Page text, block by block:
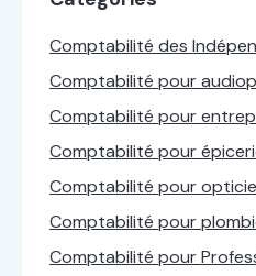
Comptabilité des
Comptabilité pour
Comptabilité pour
Comptabilité pour
Comptabilité pour
Comptabilité pour
Comptabilité pour